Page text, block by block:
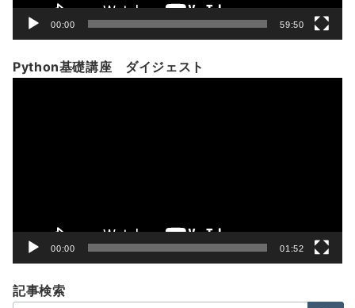
00:00 59:50
Python基礎講座 ダイジェスト
00:00 01:52
記事検索